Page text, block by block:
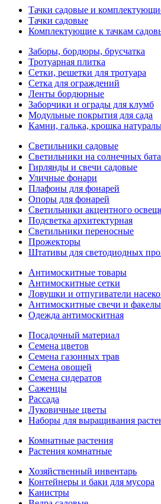
Тачки садовые и
Тачки садовые
Комплектующие к тачкам
Заборы, бордюры, брусчатка
Тротуарная плитка
Сетки, решетки для тротуара
Сетка для ограждений
Ленты бордюрные
Заборчики и ограды для клумб
Модульные покрытия для сада
Камни, галька, крошка
Светильники садовые
Светильники на солнечных
Гирлянды и свечи садовые
Уличные фонари
Плафоны для фонарей
Опоры для фонарей
Светильники акцентного
Подсветка архитектурная
Светильники переносные
Прожекторы
Штативы для светодиодных
Антимоскитные товары
Антимоскитные сетки
Ловушки и отпугиватели
Антимоскитные свечи и факелы
Одежда антимоскитная
Посадочный материал
Семена цветов
Семена газонных трав
Семена овощей
Семена сидератов
Саженцы
Рассада
Луковичные цветы
Наборы для выращивания
Комнатные растения
Растения комнатные
Хозяйственный инвентарь
Контейнеры и баки для мусора
Канистры